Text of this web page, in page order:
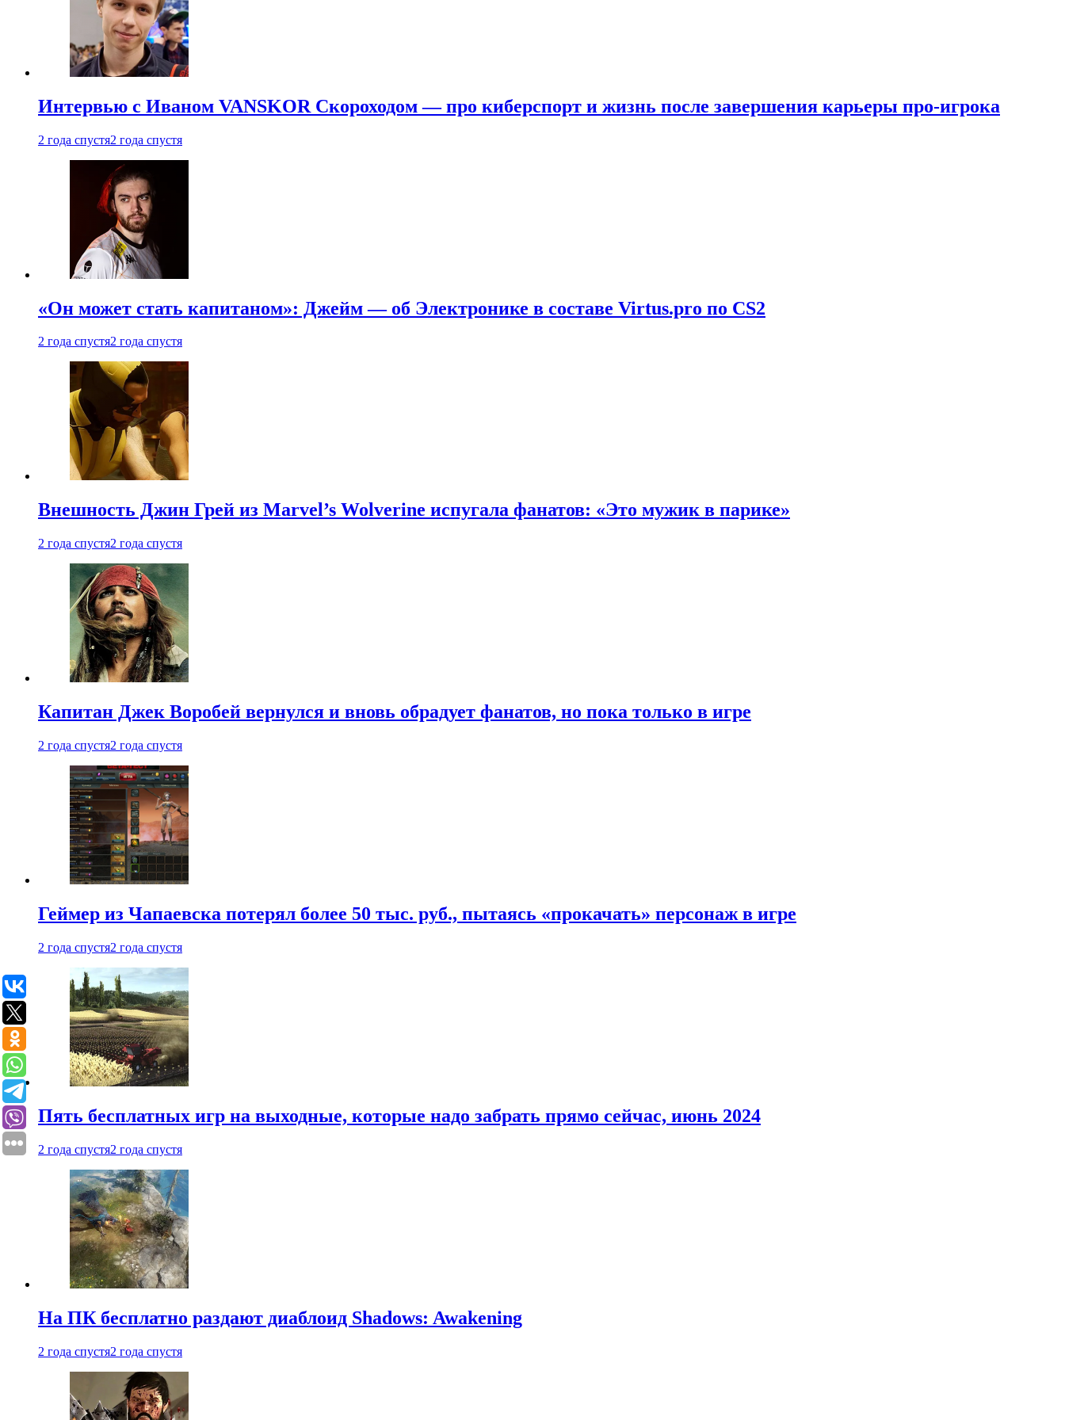
Интервью с Иваном VANSKOR Скороходом — про киберспорт и жизнь после завершения карьеры про-игрока
2 года спустя2 года спустя
«Он может стать капитаном»: Джейм — об Электронике в составе Virtus.pro по CS2
2 года спустя2 года спустя
Внешность Джин Грей из Marvel’s Wolverine испугала фанатов: «Это мужик в парике»
2 года спустя2 года спустя
Капитан Джек Воробей вернулся и вновь обрадует фанатов, но пока только в игре
2 года спустя2 года спустя
Геймер из Чапаевска потерял более 50 тыс. руб., пытаясь «прокачать» персонаж в игре
2 года спустя2 года спустя
Пять бесплатных игр на выходные, которые надо забрать прямо сейчас, июнь 2024
2 года спустя2 года спустя
На ПК бесплатно раздают диаблоид Shadows: Awakening
2 года спустя2 года спустя